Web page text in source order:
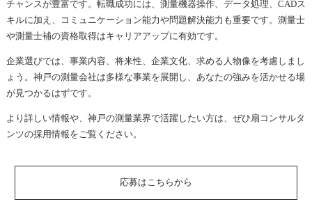
チャンスが豊富です。転職成功には、測量機器操作、データ処理、CADス
キルに加え、コミュニケーション能力や問題解決能力も重要です。測量士
や測量士補の資格取得はキャリアアップに有効です。
企業選びでは、事業内容、将来性、企業文化、求める人物像を考慮しまし
ょう。神戸の測量会社は多様な事業を展開し、あなたの強みを活かせる場
が見つかるはずです。
より詳しい情報や、神戸の測量業界で活躍したい方は、ぜひ扇コンサルタ
ンツの採用情報をご覧ください。
応募はこちらから